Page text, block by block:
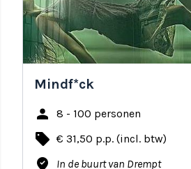
Mindf*ck
person 8 - 100 personen
local_offer € 31,50 p.p. (incl. btw)
where_to_vote In de buurt van Drempt